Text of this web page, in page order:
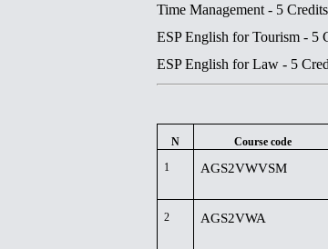
Time Management - 5 Credits
ESP English for Tourism - 5
ESP English for Law - 5
N Course code
1
AGS2VWVSM
2 AGS2VWA